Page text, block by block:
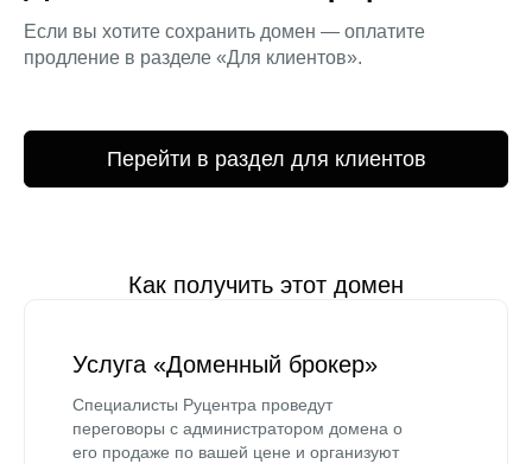
Если вы хотите сохранить домен — оплатите
продление в разделе «Для клиентов».
Перейти в раздел для клиентов
Как получить этот домен
Услуга «Доменный брокер»
Специалисты Руцентра проведут
переговоры с администратором домена о
его продаже по вашей цене и организуют